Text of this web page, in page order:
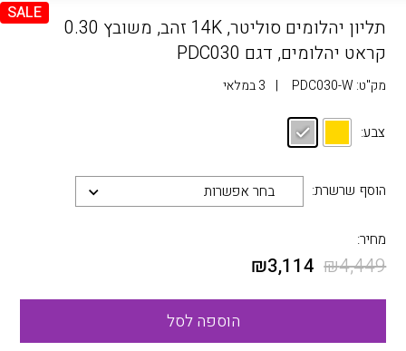
SALE
תליון יהלומים סוליטר, 14K זהב, משובץ 0.30
קראט יהלומים, דגם PDC030
מק"ט: PDC030-W
| 3 במלאי
צבע:
הוסף שרשרת: בחר אפשרות
מחיר:
₪4,449
₪3,114
הוספה לסל